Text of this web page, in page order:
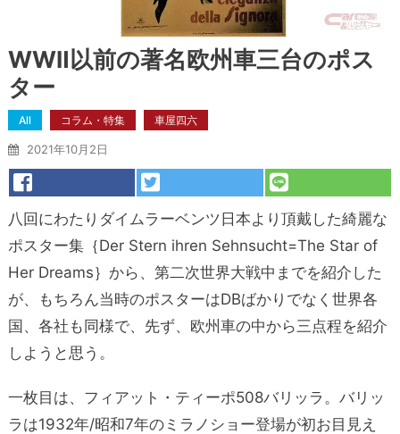
WWⅡ以前の著名欧州車三台のポス
ター
All コラム・特集 車屋四六
2021年10月2日
八回にわたりダイムラーベンツ日本より頂戴した綺麗な
ポスター集｛Der Stern ihren Sehnsucht=The Star of
Her Dreams｝から、第二次世界大戦中までを紹介した
が、もちろん当時のポスターはDBばかりでなく世界各
国、各社も同様で、先ず、欧州車の中から三点程を紹介
しようと思う。
一枚目は、フィアット・ティーポ508バリッラ。バリッ
ラは1932年/昭和7年のミラノショー登場が初お目見え